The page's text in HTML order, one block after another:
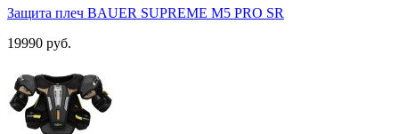
Защита плеч BAUER SUPREME M5 PRO SR
19990 руб.